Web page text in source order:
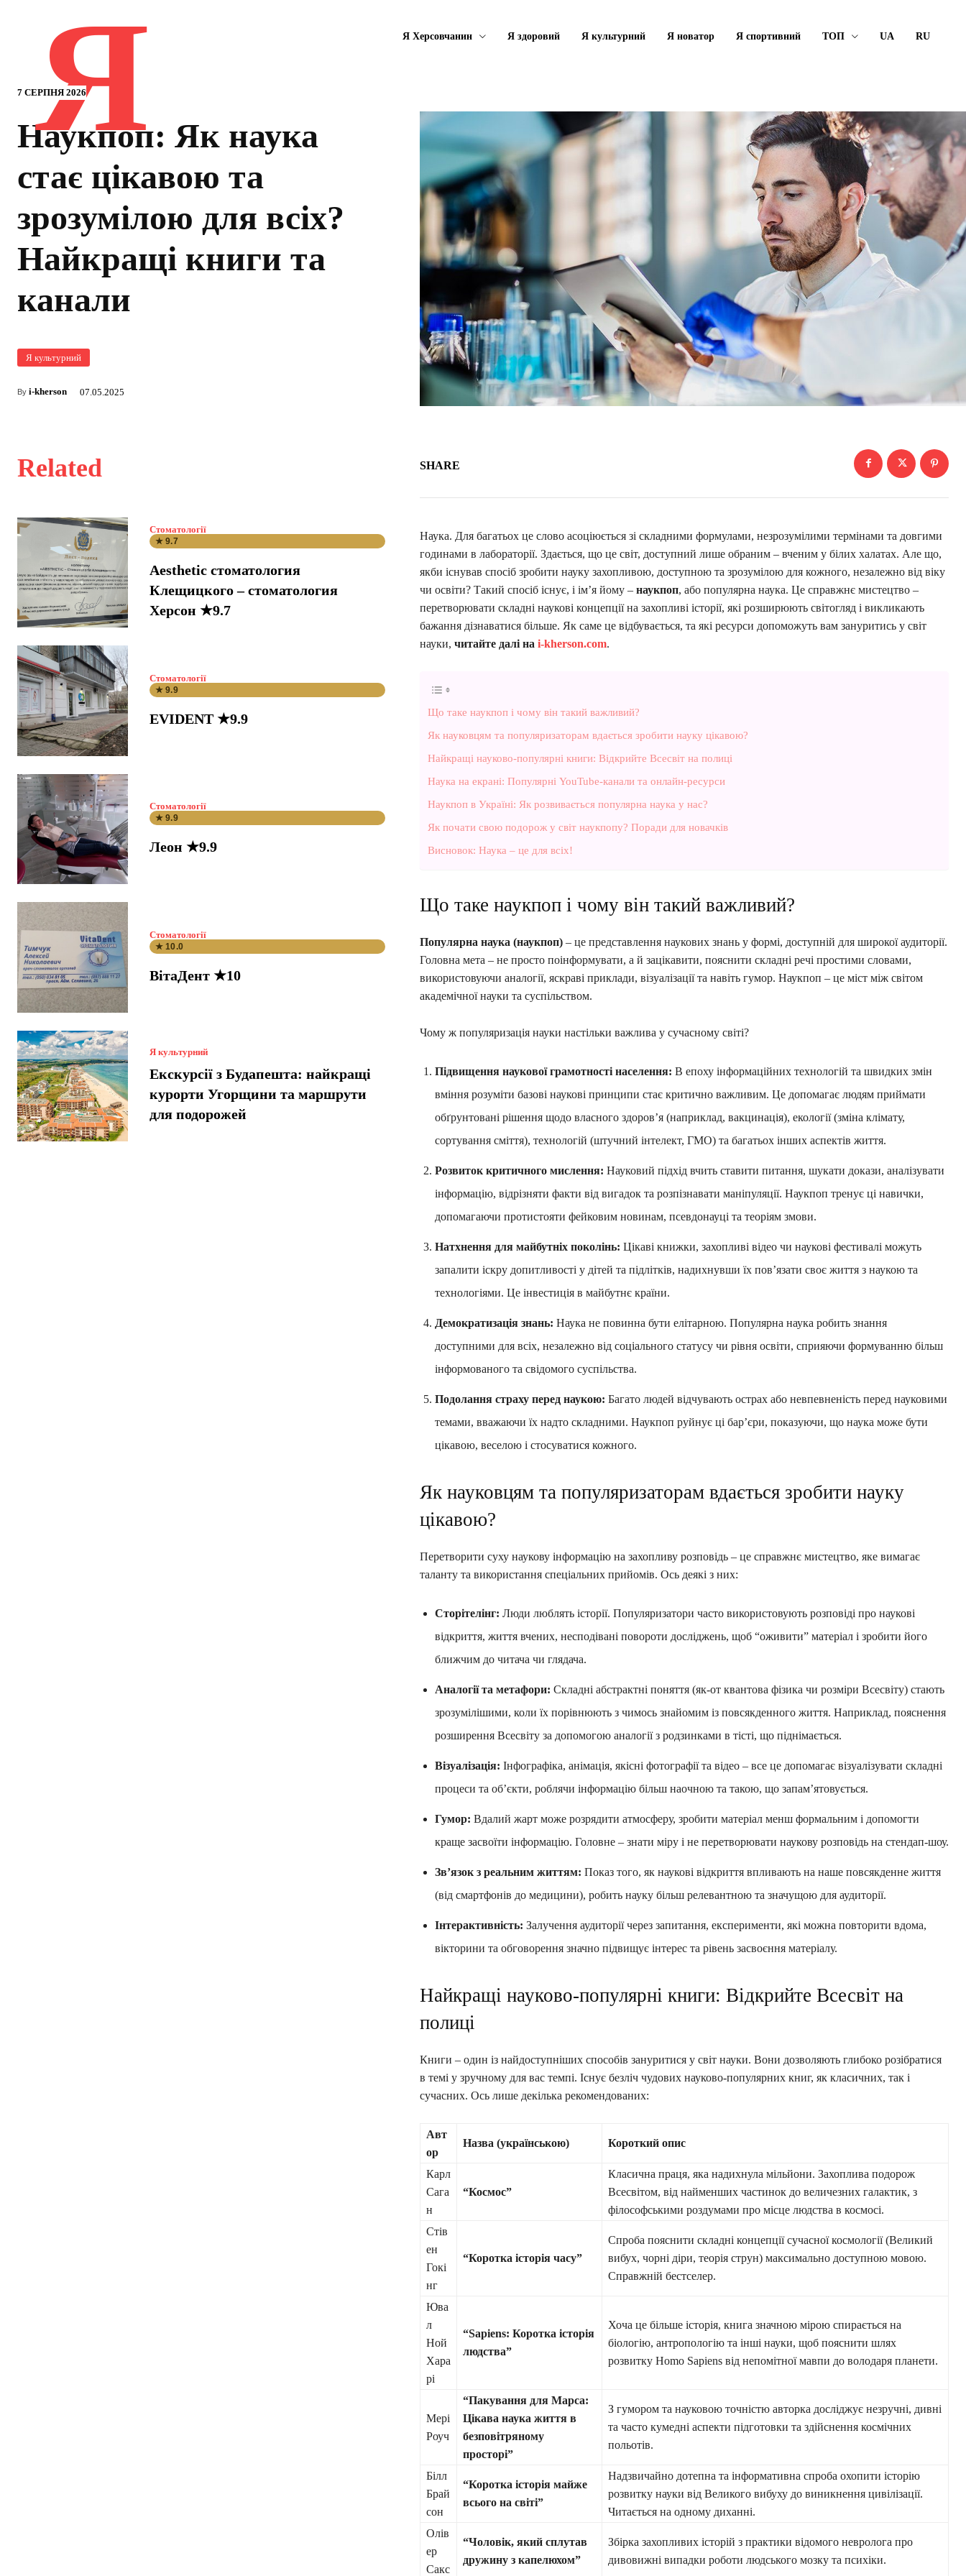
7 СЕРПНЯ 2026
Я Я Херсовчанин Я здоровий Я культурний Я новатор Я спортивний ТОП UA RU
Наукпоп: Як наука
стає цікавою та
зрозумілою для всіх?
Найкращі книги та
канали
Я культурний
By i-kherson 07.05.2025
Related
Стоматології
★ 9.7
Aesthetic стоматология
Клещицкого – стоматология
Херсон ★9.7
Стоматології
★ 9.9
EVIDENT ★9.9
Стоматології
★ 9.9
Леон ★9.9
Стоматології
★ 10.0
ВітаДент ★10
Я культурний
Екскурсії з Будапешта: найкращі
курорти Угорщини та маршрути
для подорожей
SHARE
Наука. Для багатьох це слово асоціюється зі складними формулами, незрозумілими термінами та довгими
годинами в лабораторії. Здається, що це світ, доступний лише обраним – вченим у білих халатах. Але що,
якби існував спосіб зробити науку захопливою, доступною та зрозумілою для кожного, незалежно від віку
чи освіти? Такий спосіб існує, і ім’я йому – наукпоп, або популярна наука. Це справжнє мистецтво –
перетворювати складні наукові концепції на захопливі історії, які розширюють світогляд і викликають
бажання дізнаватися більше. Як саме це відбувається, та які ресурси допоможуть вам зануритись у світ
науки, читайте далі на i-kherson.com.
Що таке наукпоп і чому він такий важливий?
Як науковцям та популяризаторам вдається зробити науку цікавою?
Найкращі науково-популярні книги: Відкрийте Всесвіт на полиці
Наука на екрані: Популярні YouTube-канали та онлайн-ресурси
Наукпоп в Україні: Як розвивається популярна наука у нас?
Як почати свою подорож у світ наукпопу? Поради для новачків
Висновок: Наука – це для всіх!
Що таке наукпоп і чому він такий важливий?
Популярна наука (наукпоп) – це представлення наукових знань у формі, доступній для широкої аудиторії.
Головна мета – не просто поінформувати, а й зацікавити, пояснити складні речі простими словами,
використовуючи аналогії, яскраві приклади, візуалізації та навіть гумор. Наукпоп – це міст між світом
академічної науки та суспільством.
Чому ж популяризація науки настільки важлива у сучасному світі?
Підвищення наукової грамотності населення: В епоху інформаційних технологій та швидких змін
вміння розуміти базові наукові принципи стає критично важливим. Це допомагає людям приймати
обґрунтовані рішення щодо власного здоров’я (наприклад, вакцинація), екології (зміна клімату,
сортування сміття), технологій (штучний інтелект, ГМО) та багатьох інших аспектів життя.
Розвиток критичного мислення: Науковий підхід вчить ставити питання, шукати докази, аналізувати
інформацію, відрізняти факти від вигадок та розпізнавати маніпуляції. Наукпоп тренує ці навички,
допомагаючи протистояти фейковим новинам, псевдонауці та теоріям змови.
Натхнення для майбутніх поколінь: Цікаві книжки, захопливі відео чи наукові фестивалі можуть
запалити іскру допитливості у дітей та підлітків, надихнувши їх пов’язати своє життя з наукою та
технологіями. Це інвестиція в майбутнє країни.
Демократизація знань: Наука не повинна бути елітарною. Популярна наука робить знання
доступними для всіх, незалежно від соціального статусу чи рівня освіти, сприяючи формуванню більш
інформованого та свідомого суспільства.
Подолання страху перед наукою: Багато людей відчувають острах або невпевненість перед науковими
темами, вважаючи їх надто складними. Наукпоп руйнує ці бар’єри, показуючи, що наука може бути
цікавою, веселою і стосуватися кожного.
Як науковцям та популяризаторам вдається зробити науку
цікавою?
Перетворити суху наукову інформацію на захопливу розповідь – це справжнє мистецтво, яке вимагає
таланту та використання спеціальних прийомів. Ось деякі з них:
Сторітелінг: Люди люблять історії. Популяризатори часто використовують розповіді про наукові
відкриття, життя вчених, несподівані повороти досліджень, щоб “оживити” матеріал і зробити його
ближчим до читача чи глядача.
Аналогії та метафори: Складні абстрактні поняття (як-от квантова фізика чи розміри Всесвіту) стають
зрозумілішими, коли їх порівнюють з чимось знайомим із повсякденного життя. Наприклад, пояснення
розширення Всесвіту за допомогою аналогії з родзинками в тісті, що піднімається.
Візуалізація: Інфографіка, анімація, якісні фотографії та відео – все це допомагає візуалізувати складні
процеси та об’єкти, роблячи інформацію більш наочною та такою, що запам’ятовується.
Гумор: Вдалий жарт може розрядити атмосферу, зробити матеріал менш формальним і допомогти
краще засвоїти інформацію. Головне – знати міру і не перетворювати наукову розповідь на стендап-шоу.
Зв’язок з реальним життям: Показ того, як наукові відкриття впливають на наше повсякденне життя
(від смартфонів до медицини), робить науку більш релевантною та значущою для аудиторії.
Інтерактивність: Залучення аудиторії через запитання, експерименти, які можна повторити вдома,
вікторини та обговорення значно підвищує інтерес та рівень засвоєння матеріалу.
Найкращі науково-популярні книги: Відкрийте Всесвіт на
полиці
Книги – один із найдоступніших способів зануритися у світ науки. Вони дозволяють глибоко розібратися
в темі у зручному для вас темпі. Існує безліч чудових науково-популярних книг, як класичних, так і
сучасних. Ось лише декілька рекомендованих:
Авт
ор
Назва (українською) Короткий опис
Карл
Сага
н
“Космос”
Класична праця, яка надихнула мільйони. Захоплива подорож
Всесвітом, від найменших частинок до величезних галактик, з
філософськими роздумами про місце людства в космосі.
Стів
ен
Гокі
нг
“Коротка історія часу”
Спроба пояснити складні концепції сучасної космології (Великий
вибух, чорні діри, теорія струн) максимально доступною мовою.
Справжній бестселер.
Юва
л
Ной
Хара
рі
“Sapiens: Коротка історія
людства”
Хоча це більше історія, книга значною мірою спирається на
біологію, антропологію та інші науки, щоб пояснити шлях
розвитку Homo Sapiens від непомітної мавпи до володаря планети.
Мері
Роуч
“Пакування для Марса:
Цікава наука життя в
безповітряному
просторі”
З гумором та науковою точністю авторка досліджує незручні, дивні
та часто кумедні аспекти підготовки та здійснення космічних
польотів.
Білл
Брай
сон
“Коротка історія майже
всього на світі”
Надзвичайно дотепна та інформативна спроба охопити історію
розвитку науки від Великого вибуху до виникнення цивілізації.
Читається на одному диханні.
Олів
ер
Сакс
“Чоловік, який сплутав
дружину з капелюхом”
Збірка захопливих історій з практики відомого невролога про
дивовижні випадки роботи людського мозку та психіки.